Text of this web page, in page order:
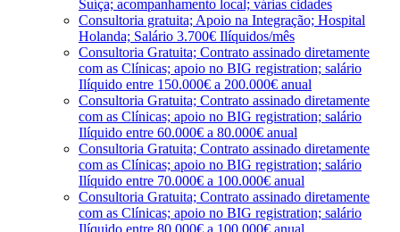
Suíça; acompanhamento local; várias cidades
Consultoria gratuita; Apoio na Integração; Hospital
Holanda; Salário 3.700€ Ilíquidos/mês
Consultoria Gratuita; Contrato assinado diretamente
com as Clínicas; apoio no BIG registration; salário
Ilíquido entre 150.000€ a 200.000€ anual
Consultoria Gratuita; Contrato assinado diretamente
com as Clínicas; apoio no BIG registration; salário
Ilíquido entre 60.000€ a 80.000€ anual
Consultoria Gratuita; Contrato assinado diretamente
com as Clínicas; apoio no BIG registration; salário
Ilíquido entre 70.000€ a 100.000€ anual
Consultoria Gratuita; Contrato assinado diretamente
com as Clínicas; apoio no BIG registration; salário
Ilíquido entre 80.000€ a 100.000€ anual